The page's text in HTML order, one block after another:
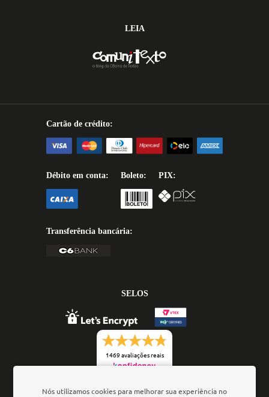
LEIA
Cartão de crédito:
Débito em conta: Boleto: PIX:
Transferência bancária:
SELOS
1469 avaliações reais
Nós utilizamos cookies para melhorar sua experiência no